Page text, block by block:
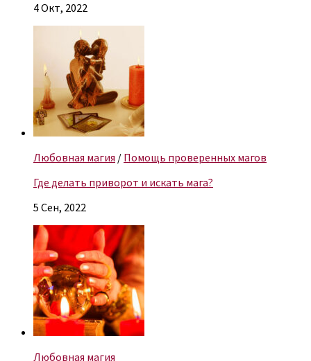
4 Окт, 2022
Любовная магия / Помощь проверенных магов
Где делать приворот и искать мага?
5 Сен, 2022
Любовная магия